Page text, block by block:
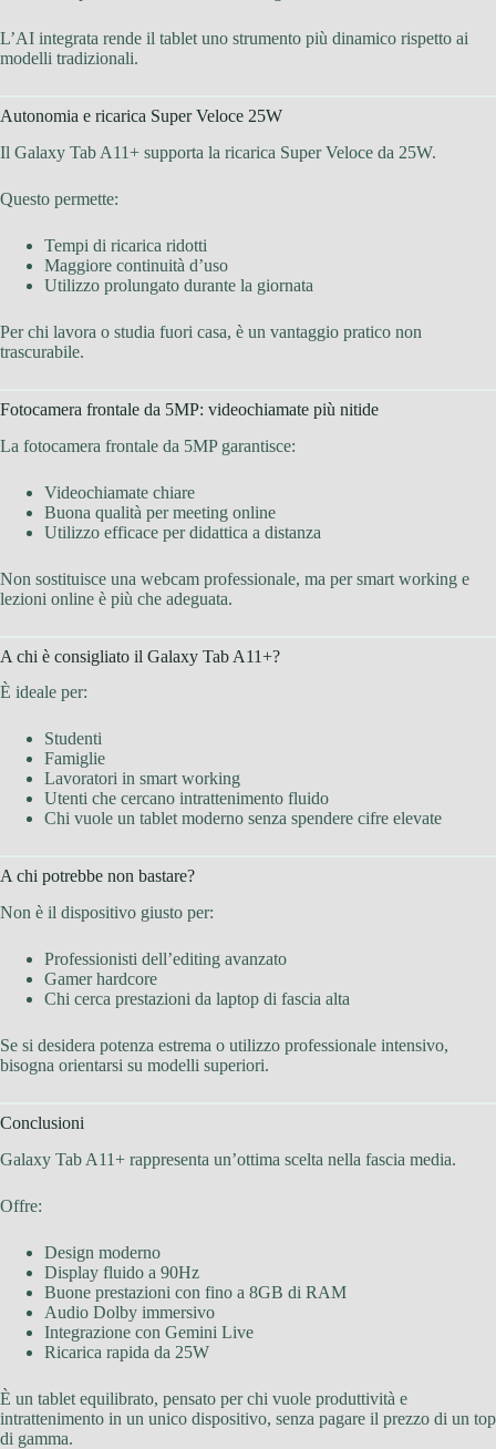
L’AI integrata rende il tablet uno strumento più dinamico rispetto ai
modelli tradizionali.
Autonomia e ricarica Super Veloce 25W
Il Galaxy Tab A11+ supporta la ricarica Super Veloce da 25W.
Questo permette:
Tempi di ricarica ridotti
Maggiore continuità d’uso
Utilizzo prolungato durante la giornata
Per chi lavora o studia fuori casa, è un vantaggio pratico non
trascurabile.
Fotocamera frontale da 5MP: videochiamate più nitide
La fotocamera frontale da 5MP garantisce:
Videochiamate chiare
Buona qualità per meeting online
Utilizzo efficace per didattica a distanza
Non sostituisce una webcam professionale, ma per smart working e
lezioni online è più che adeguata.
A chi è consigliato il Galaxy Tab A11+?
È ideale per:
Studenti
Famiglie
Lavoratori in smart working
Utenti che cercano intrattenimento fluido
Chi vuole un tablet moderno senza spendere cifre elevate
A chi potrebbe non bastare?
Non è il dispositivo giusto per:
Professionisti dell’editing avanzato
Gamer hardcore
Chi cerca prestazioni da laptop di fascia alta
Se si desidera potenza estrema o utilizzo professionale intensivo,
bisogna orientarsi su modelli superiori.
Conclusioni
Galaxy Tab A11+ rappresenta un’ottima scelta nella fascia media.
Offre:
Design moderno
Display fluido a 90Hz
Buone prestazioni con fino a 8GB di RAM
Audio Dolby immersivo
Integrazione con Gemini Live
Ricarica rapida da 25W
È un tablet equilibrato, pensato per chi vuole produttività e
intrattenimento in un unico dispositivo, senza pagare il prezzo di un top
di gamma.